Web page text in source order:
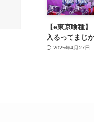
【e東京喰種
入るってまじ
2025年4月27日